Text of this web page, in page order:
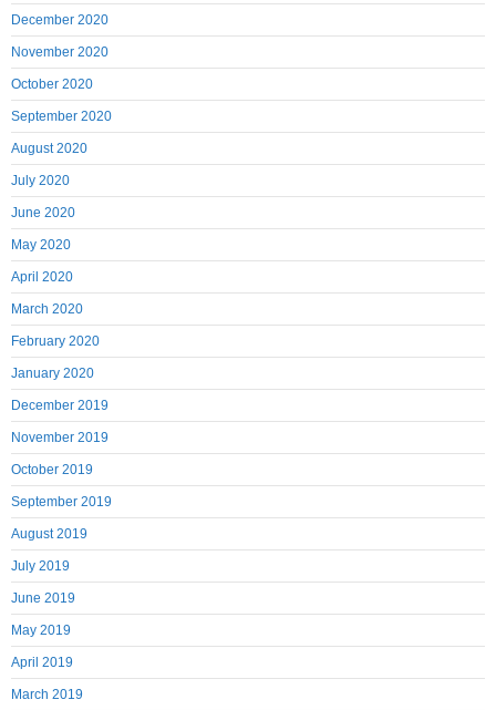
December 2020
November 2020
October 2020
September 2020
August 2020
July 2020
June 2020
May 2020
April 2020
March 2020
February 2020
January 2020
December 2019
November 2019
October 2019
September 2019
August 2019
July 2019
June 2019
May 2019
April 2019
March 2019